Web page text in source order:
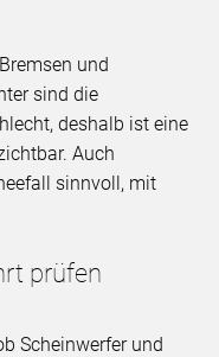
und
sind die
deshalb ist eine
Auch
sinnvoll, mit
prüfen
Scheinwerfer und